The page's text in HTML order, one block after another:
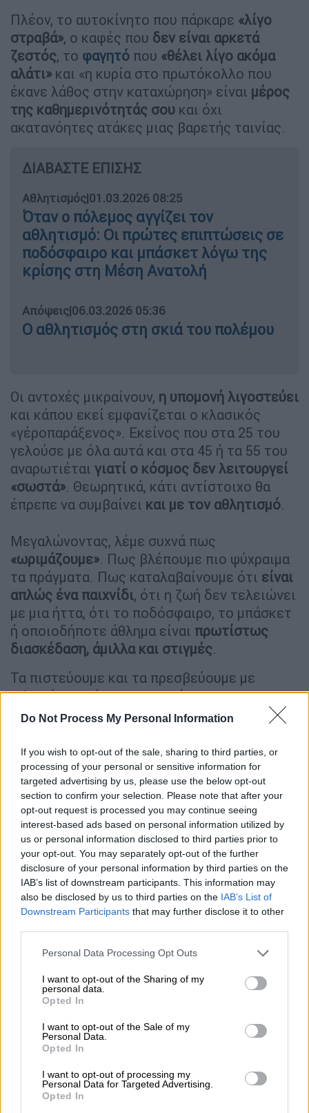
Do Not Process My Personal Information
If you wish to opt-out of the sale, sharing to third parties, or
processing of your personal or sensitive information for
targeted advertising by us, please use the below opt-out
section to confirm your selection. Please note that after your
opt-out request is processed you may continue seeing
interest-based ads based on personal information utilized by
us or personal information disclosed to third parties prior to
your opt-out. You may separately opt-out of the further
disclosure of your personal information by third parties on the
IAB’s list of downstream participants. This information may
also be disclosed by us to third parties on the IAB’s List of
Downstream Participants that may further disclose it to other
Please note that this website/app uses one or more Google
not limited to your visit or usage behaviour. You may click to
grant or deny consent to Google and its third-party tags to
use your data for below specified purposes in below Google
consent section.
Personal Data Processing Opt Outs
I want to opt-out of the Sharing of my
personal data.
Opted In
I want to opt-out of the Sale of my
Personal Data.
Opted In
I want to opt-out of processing my
Personal Data for Targeted Advertising.
Opted In
Πλέον, το αυτοκίνητο που πάρκαρε «λίγο
στραβά», ο καφές που δεν είναι αρκετά
ζεστός, το φαγητό που «θέλει λίγο ακόμα
αλάτι» και «η κυρία στο πρωτόκολλο που
έκανε λάθος στην καταχώρηση» είναι μέρος
της καθημερινότητάς σου και όχι
ακατανόητες ατάκες μιας βαρετής ταινίας.
ΔΙΑΒΑΣΤΕ ΕΠΙΣΗΣ
Αθλητισμός|01.03.2026 08:25
Όταν ο πόλεμος αγγίζει τον
αθλητισμό: Οι πρώτες επιπτώσεις σε
ποδόσφαιρο και μπάσκετ λόγω της
κρίσης στη Μέση Ανατολή
Απόψεις|06.03.2026 05:36
Ο αθλητισμός στη σκιά του πολέμου
Οι αντοχές μικραίνουν, η υπομονή λιγοστεύει
και κάπου εκεί εμφανίζεται ο κλασικός
«γέροπαράξενος». Εκείνος που στα 25 του
γελούσε με όλα αυτά και στα 45 ή τα 55 του
αναρωτιέται γιατί ο κόσμος δεν λειτουργεί
«σωστά». Θεωρητικά, κάτι αντίστοιχο θα
έπρεπε να συμβαίνει και με τον αθλητισμό.
Μεγαλώνοντας, λέμε συχνά πως
«ωριμάζουμε». Πως βλέπουμε πιο ψύχραιμα
τα πράγματα. Πως καταλαβαίνουμε ότι είναι
απλώς ένα παιχνίδι, ότι η ζωή δεν τελειώνει
με μια ήττα, ότι το ποδόσφαιρο, το μπάσκετ
ή οποιοδήποτε άθλημα είναι πρωτίστως
διασκέδαση, άμιλλα και στιγμές.
Τα πιστεύουμε και τα πρεσβεύουμε με
ειλικρίνεια μέχρι τη στιγμή πουη
πραγματικότητα μπαίνει στη μέση. Γιατί η
Και ίσως λίγο πιο αστεία. Ή λίγο πιο
ανθρώπινη. Αποδεκτές και οι δυο
προσεγγίσεις.
Υπάρχουν άνθρωποι που στα 25 τους
πήγαιναν στο γήπεδο για την παρέα και στα
50 τουςζουν και αναπνέουν για την ομάδα
τουςπερισσότερο από ποτέ. Άνθρωποι που
κάποτε μπορούσαν να δεχθούν μια ήττα και
τώραχαλάει ολόκληρη η εβδομάδα τουςαπό
ένα λάθος σφύριγμα. Που ενώ εξωτερικά
παιδιά», μέσα τουςθυμώνουν ακόμα όταν
βλέπουν τον αντίπαλονα πανηγυρίζει.
Κι εκεί αρχίζει το ενδιαφέρον. Εκεί
«μπάλα», που ενίοτε έχει πιο πολύ
ενδιαφέρον στο καφενείο, στο διάλειμμα
από τη δουλειά ή σε ένα οικογενειακό
τραπέζι που ξαφνικά από κινητό χασμουρητό
μετατρέπεται σε πεδίο μάχης,παρά στο